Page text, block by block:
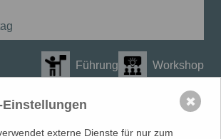
Führung Workshop
Führung mit Workshop
externe Dienste für nur zum
✖